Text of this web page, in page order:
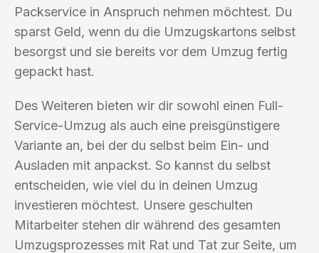
Packservice in Anspruch nehmen möchtest. Du
sparst Geld, wenn du die Umzugskartons selbst
besorgst und sie bereits vor dem Umzug fertig
gepackt hast.
Des Weiteren bieten wir dir sowohl einen Full-
Service-Umzug als auch eine preisgünstigere
Variante an, bei der du selbst beim Ein- und
Ausladen mit anpackst. So kannst du selbst
entscheiden, wie viel du in deinen Umzug
investieren möchtest. Unsere geschulten
Mitarbeiter stehen dir während des gesamten
Umzugsprozesses mit Rat und Tat zur Seite, um